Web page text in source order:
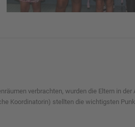
verbrachten, wurden die Eltern in
Koordinatorin) stellten die wichtigsten